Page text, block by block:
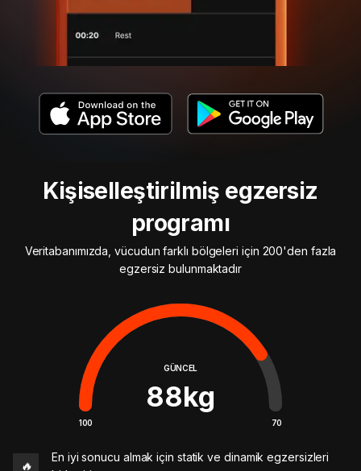
Kişiselleştirilmiş egzersiz
programı
Veritabanımızda, vücudun farklı bölgeleri için 200'den fazla
egzersiz bulunmaktadır
GÜNCEL
88kg
100 70
🔥
En iyi sonucu almak için statik ve dinamik egzersizleri